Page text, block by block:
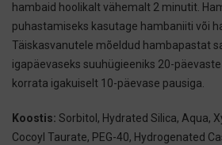
hambaid hoolikalt vähemalt 2 minutit.
puhastamiseks kasutage hambaniiti või
Täiskasvanutele mõeldud hambapastat
igapäevaseks suuhügieeniks 20-
korrata igakuiselt 10-päevase pausiga.
Koostis: Sorbitol, Hydrated Silica, Aqua,
Cocoyl Taurate, PEG-40, Hydrogenated